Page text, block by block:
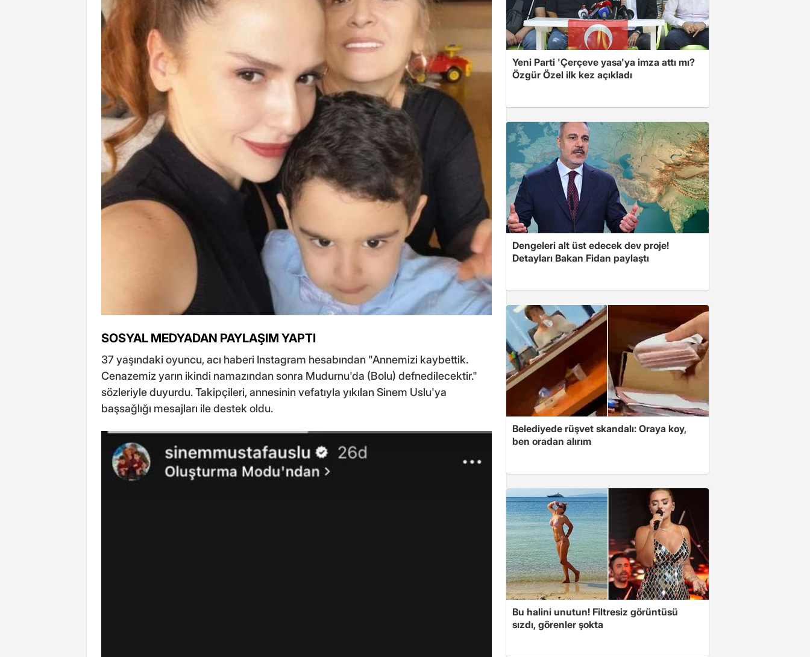
SOSYAL MEDYADAN PAYLAŞIM YAPTI
37 yaşındaki oyuncu, acı haberi Instagram hesabından "Annemizi kaybettik.
Cenazemiz yarın ikindi namazından sonra Mudurnu'da (Bolu) defnedilecektir."
sözleriyle duyurdu. Takipçileri, annesinin vefatıyla yıkılan Sinem Uslu'ya
başsağlığı mesajları ile destek oldu.
Yeni Parti 'Çerçeve yasa'ya imza attı mı?
Özgür Özel ilk kez açıkladı
Dengeleri alt üst edecek dev proje!
Detayları Bakan Fidan paylaştı
Belediyede rüşvet skandalı: Oraya koy,
ben oradan alırım
Bu halini unutun! Filtresiz görüntüsü
sızdı, görenler şokta